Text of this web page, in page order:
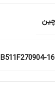
چین
B511F270904-